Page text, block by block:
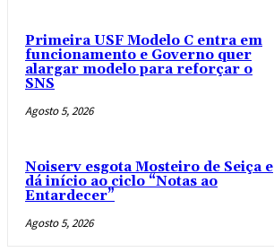
Primeira USF Modelo C entra em
funcionamento e Governo quer
alargar modelo para reforçar o
SNS
Agosto 5, 2026
Noiserv esgota Mosteiro de Seiça e
dá início ao ciclo “Notas ao
Entardecer”
Agosto 5, 2026